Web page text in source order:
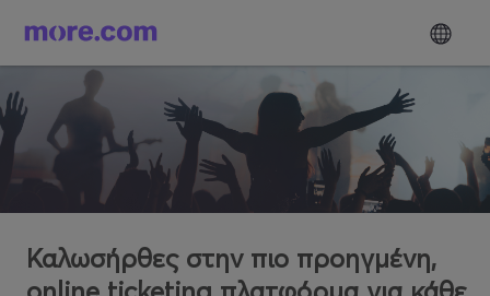
Καλωσήρθες στην πιο προηγμένη,